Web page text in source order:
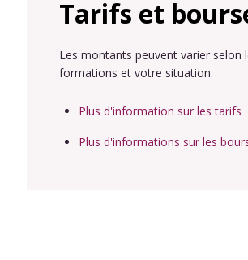
Tarifs et
Les montants peuvent varier selon
formations et votre situation.
Plus d'information sur les tarifs
Plus d'informations sur les